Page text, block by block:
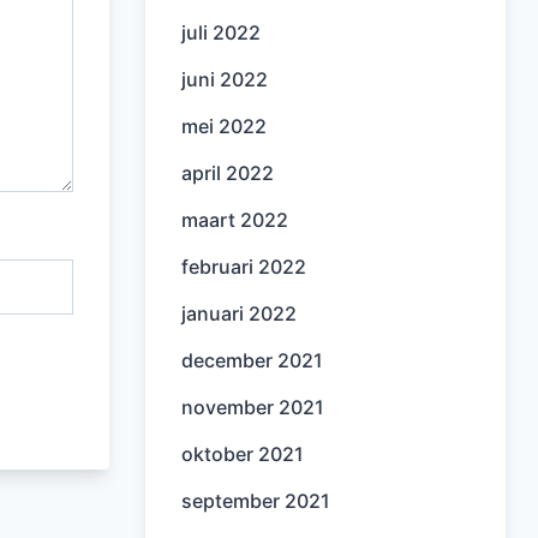
juli 2022
juni 2022
mei 2022
april 2022
maart 2022
februari 2022
januari 2022
december 2021
november 2021
oktober 2021
september 2021